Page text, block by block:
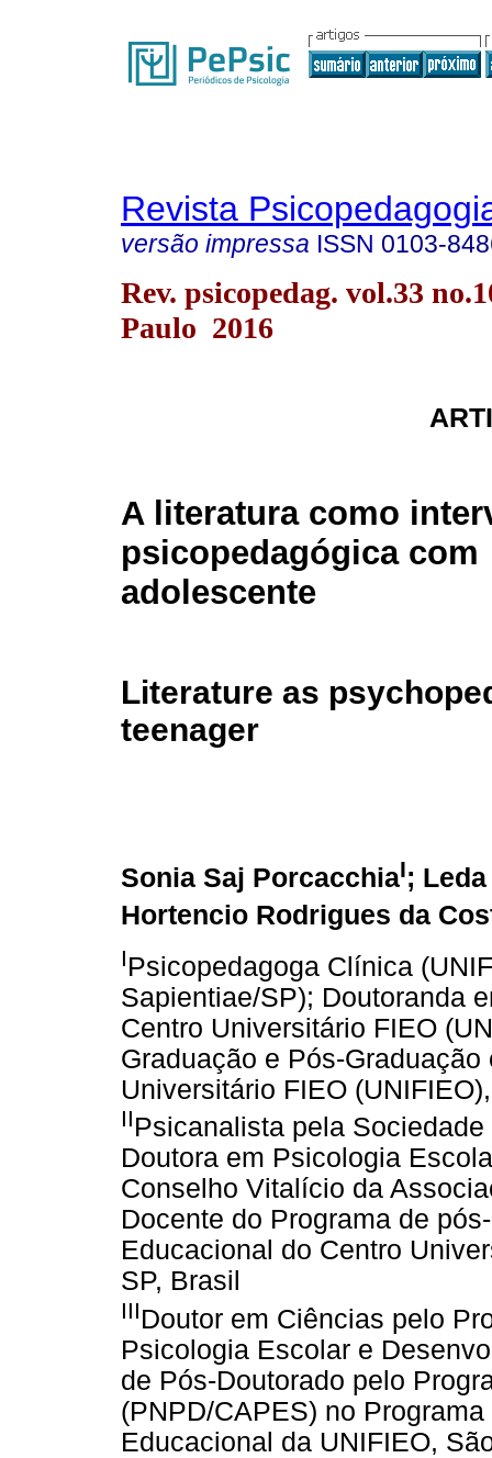
Revista
versão impressa ISSN 0103-
Rev. psicopedag. vol.33
Paulo 2016
A literatura como
psicopedagógica com
adolescente
Literature as
teenager
Sonia Saj PorcacchiaI;
Hortencio Rodrigues da
IPsicopedagoga Clínica
Sapientiae/SP); Doutoranda
Centro Universitário FIEO
Graduação e Pós-
Universitário FIEO
IIPsicanalista pela
Doutora em Psicologia
Conselho Vitalício da
Docente do Programa de
Educacional do Centro
SP, Brasil
IIIDoutor em Ciências pelo
Psicologia Escolar e
de Pós-Doutorado pelo
(PNPD/CAPES) no
Educacional da UNIFIEO,